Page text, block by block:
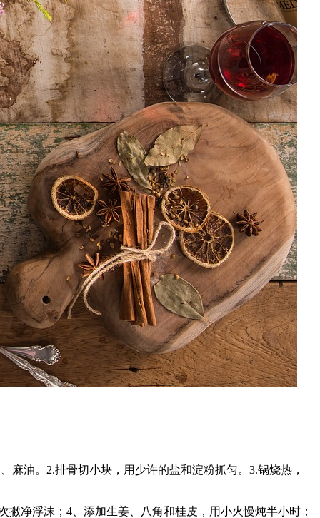
油。2.排骨切小块，用少许的盐和淀粉抓匀。3.锅烧热，
净浮沫；4、添加生姜、八角和桂皮，用小火慢炖半小时；